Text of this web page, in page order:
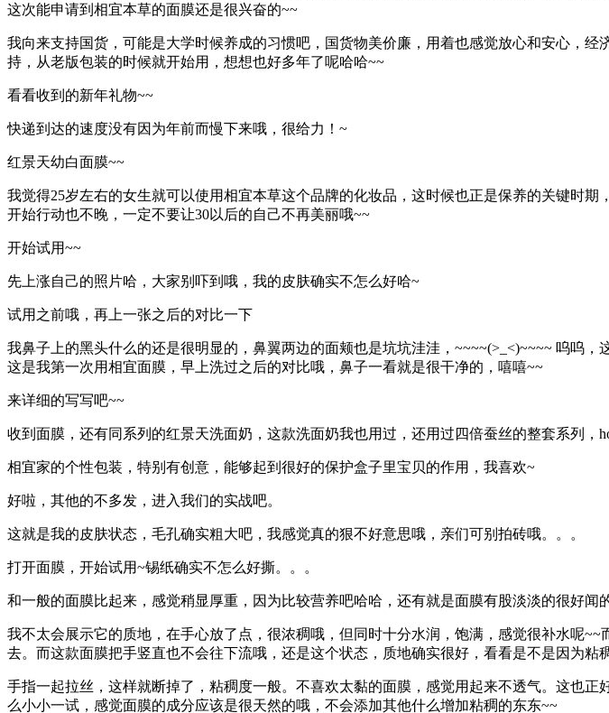
这次能申请到相宜本草的面膜还是很兴奋的~~
我向来支持国货，可能是大学时候养成的习惯吧，国货物美价廉，用着也感觉放心和安心，
持，从老版包装的时候就开始用，想想也好多年了呢哈哈~~
看看收到的新年礼物~~
快递到达的速度没有因为年前而慢下来哦，很给力！~
红景天幼白面膜~~
我觉得25岁左右的女生就可以使用相宜本草这个品牌的化妆品，这时候也正是保养的关键时
开始行动也不晚，一定不要让30以后的自己不再美丽哦~~
开始试用~~
先上涨自己的照片哈，大家别吓到哦，我的皮肤确实不怎么好哈~
试用之前哦，再上一张之后的对比一下
我鼻子上的黑头什么的还是很明显的，鼻翼两边的面颊也是坑坑洼洼，~~~~(>_<)~~~~ 呜呜
这是我第一次用相宜面膜，早上洗过之后的对比哦，鼻子一看就是很干净的，嘻嘻~~
来详细的写写吧~~
收到面膜，还有同系列的红景天洗面奶，这款洗面奶我也用过，还用过四倍蚕丝的整套系列，
相宜家的个性包装，特别有创意，能够起到很好的保护盒子里宝贝的作用，我喜欢~
好啦，其他的不多发，进入我们的实战吧。
这就是我的皮肤状态，毛孔确实粗大吧，我感觉真的狠不好意思哦，亲们可别拍砖哦。。。
打开面膜，开始试用~锡纸确实不怎么好撕。。。
和一般的面膜比起来，感觉稍显厚重，因为比较营养吧哈哈，还有就是面膜有股淡淡的很好闻
我不太会展示它的质地，在手心放了点，很浓稠哦，但同时十分水润，饱满，感觉很补水呢
去。而这款面膜把手竖直也不会往下流哦，还是这个状态，质地确实很好，看看是不是因为粘
手指一起拉丝，这样就断掉了，粘稠度一般。不喜欢太黏的面膜，感觉用起来不透气。这也
么小小一试，感觉面膜的成分应该是很天然的哦，不会添加其他什么增加粘稠的东东~~